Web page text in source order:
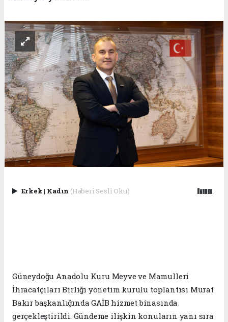
Erkek| Kadın (Haberi Sesli Oku)
Güneydoğu Anadolu Kuru Meyve ve Mamulleri
İhracatçıları Birliği yönetim kurulu toplantısı Murat
Bakır başkanlığında GAİB hizmet binasında
gerçekleştirildi. Gündeme ilişkin konuların yanı sıra